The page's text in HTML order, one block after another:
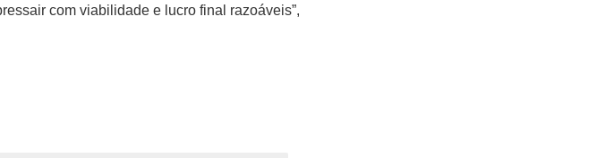
com viabilidade e lucro final razoáveis”,